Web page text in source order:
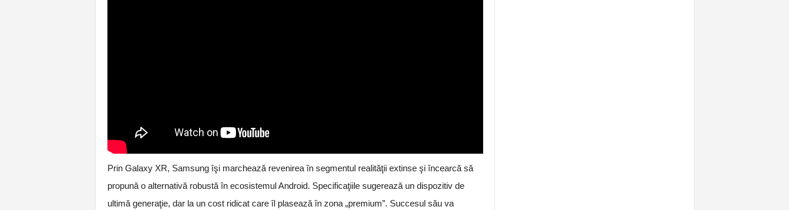
Prin Galaxy XR, Samsung îşi marchează revenirea în segmentul realităţii extinse şi încearcă să
propună o alternativă robustă în ecosistemul Android. Specificaţiile sugerează un dispozitiv de
ultimă generaţie, dar la un cost ridicat care îl plasează în zona „premium”. Succesul său va